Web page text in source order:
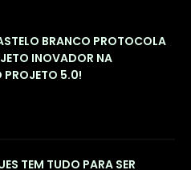
BRANCO PROTOCOLA
INOVADOR NA
PROJETO 5.0!
TEM TUDO PARA SER